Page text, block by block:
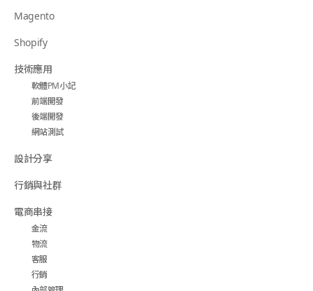
Magento
Shopify
技術應用
軟體PM小記
前端開發
後端開發
網站測試
設計分享
行銷與社群
電商串接
金流
物流
客服
行銷